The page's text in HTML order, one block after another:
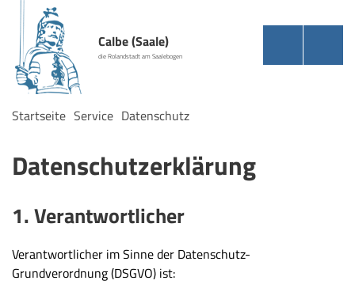
Calbe (Saale)
die Rolandstadt am Saalebogen
Startseite Service Datenschutz
Datenschutzerklärung
1. Verantwortlicher
Verantwortlicher im Sinne der Datenschutz-
Grundverordnung (DSGVO) ist: